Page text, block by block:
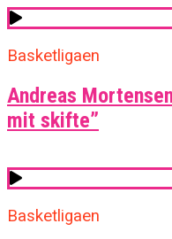
Basketligaen
Andreas
mit skifte”
Basketligaen